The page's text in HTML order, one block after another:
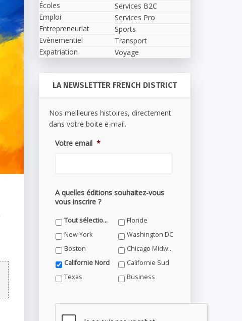
Écoles
Emploi
Entrepreneuriat
Evènementiel
Expatriation
Services B2C
Services Pro
Sports
Transport
Voyage
LA NEWSLETTER FRENCH DISTRICT
Nos meilleures histoires, directement
dans votre boite e-mail.
Votre email *
A quelles éditions souhaitez-vous
vous inscrire ?
Tout sélectionner
Floride
New York
Washington DC
Boston
Chicago Midwest
Californie Nord
Californie Sud
Texas
Business